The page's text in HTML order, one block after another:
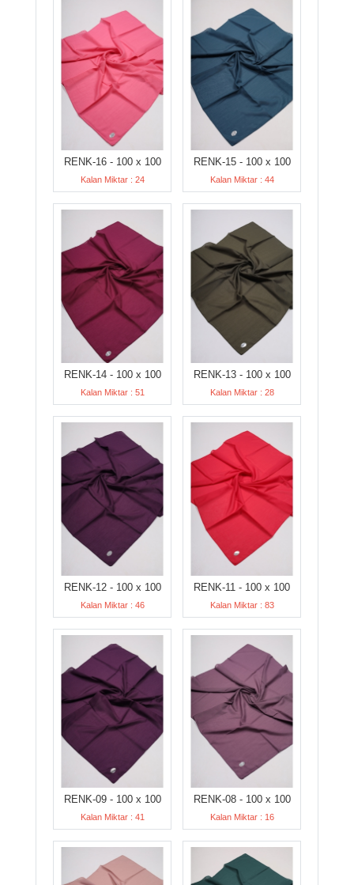
RENK-16 - 100 x 100
Kalan Miktar : 24
RENK-15 - 100 x 100
Kalan Miktar : 44
RENK-14 - 100 x 100
Kalan Miktar : 51
RENK-13 - 100 x 100
Kalan Miktar : 28
RENK-12 - 100 x 100
Kalan Miktar : 46
RENK-11 - 100 x 100
Kalan Miktar : 83
RENK-09 - 100 x 100
Kalan Miktar : 41
RENK-08 - 100 x 100
Kalan Miktar : 16